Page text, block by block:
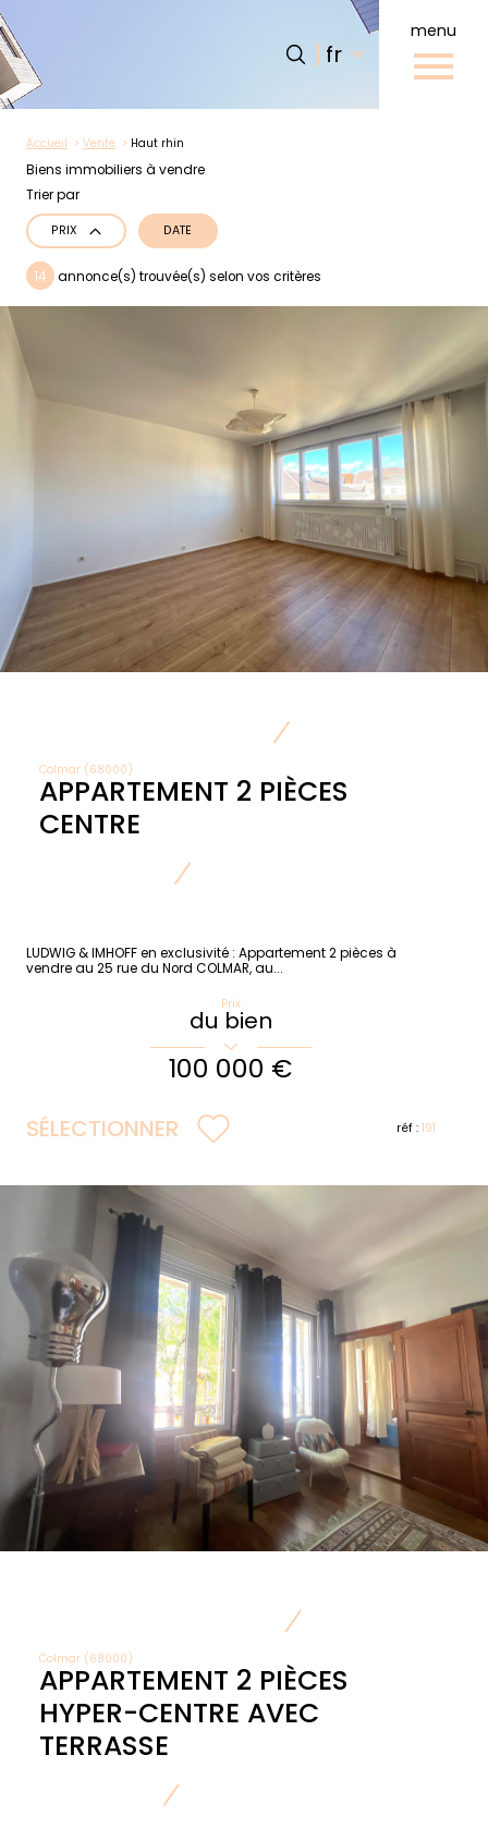
menu
Langue
fr
Accueil Vente Haut rhin
Biens immobiliers à vendre
Trier par
PRIX DATE
14 annonce(s) trouvée(s) selon vos critères
Colmar (68000)
APPARTEMENT 2 PIÈCES
CENTRE
LUDWIG & IMHOFF en exclusivité : Appartement 2 pièces à
vendre au 25 rue du Nord COLMAR, au...
Prix
du bien
100 000 €
SÉLECTIONNER réf :191
Colmar (68000)
APPARTEMENT 2 PIÈCES
HYPER-CENTRE AVEC
TERRASSE